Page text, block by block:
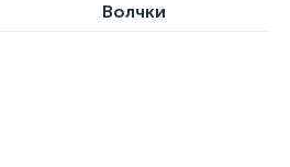
Волчки